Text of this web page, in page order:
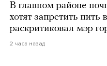
В главном районе
хотят запретить
раскритиковал мэр
2 часа назад